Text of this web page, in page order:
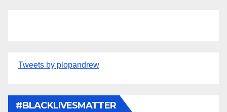
Tweets by plopandrew
#BLACKLIVESMATTER